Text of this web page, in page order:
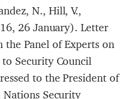
N., Hill, V.,
26 January). Letter
Panel of Experts on
Security Council
to the President of
Security